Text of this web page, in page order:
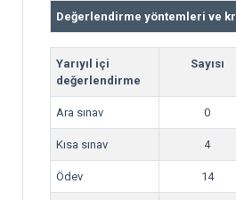
Değerlendirme yöntemleri ve
Yarıyıl içi
değerlendirme
Sayısı
Ara sınav 0
Kısa sınav 4
Ödev 14